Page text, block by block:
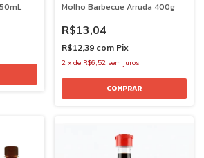
Molho Barbecue Arruda 400g
R$13,04
R$12,39 com Pix
2 x de R$6,52 sem juros